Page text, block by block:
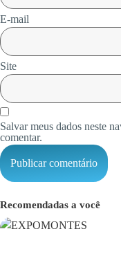
E-mail
Site
Salvar meus dados neste
comentar.
Recomendadas a você